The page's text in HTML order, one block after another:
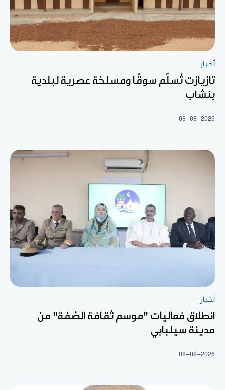
أخبار
تازيازت تُسلّم سوقًا ومسلخة عصرية لبلدية
بنشاب
08-08-2026
أخبار
انطلاق فعاليات "موسم ثقافة الضفة" من
مدينة سيلبابي
08-08-2026